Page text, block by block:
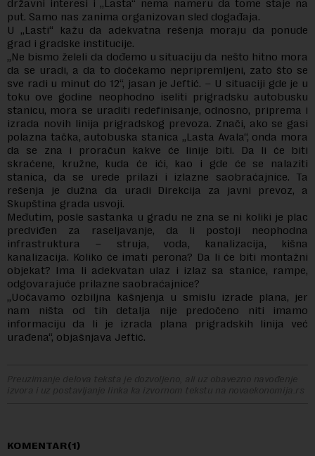
državni interesi i „Lasta“ nema nameru da tome staje na
put. Samo nas zanima organizovan sled događaja.
U „Lasti“ kažu da adekvatna rešenja moraju da ponude
grad i gradske institucije.
„Ne bismo želeli da dođemo u situaciju da nešto hitno mora
da se uradi, a da to dočekamo nepripremljeni, zato što se
sve radi u minut do 12“, jasan je Jeftić. – U situaciji gde je u
toku ove godine neophodno iseliti prigradsku autobusku
stanicu, mora se uraditi redefinisanje, odnosno, priprema i
izrada novih linija prigradskog prevoza. Znači, ako se gasi
polazna tačka, autobuska stanica „Lasta Avala“, onda mora
da se zna i proračun kakve će linije biti. Da li će biti
skraćene, kružne, kuda će ići, kao i gde će se nalaziti
stanica, da se urede prilazi i izlazne saobraćajnice. Ta
rešenja je dužna da uradi Direkcija za javni prevoz, a
Skupština grada usvoji.
Međutim, posle sastanka u gradu ne zna se ni koliki je plac
predviđen za raseljavanje, da li postoji neophodna
infrastruktura – struja, voda, kanalizacija, kišna
kanalizacija. Koliko će imati perona? Da li će biti montažni
objekat? Ima li adekvatan ulaz i izlaz sa stanice, rampe,
odgovarajuće prilazne saobraćajnice?
„Uočavamo ozbiljna kašnjenja u smislu izrade plana, jer
nam ništa od tih detalja nije predočeno niti imamo
informaciju da li je izrada plana prigradskih linija već
urađena“, objašnjava Jeftić.
Preuzimanje delova teksta je dozvoljeno, ali uz obavezno navođenje
izvora i uz postavljanje linka ka izvornom tekstu na novaekonomija.rs
KOMENTAR(1)